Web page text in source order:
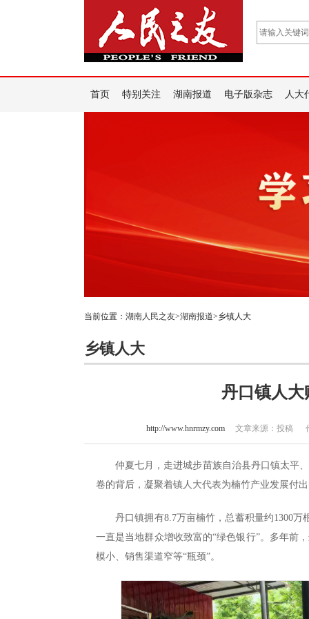
首页 特别关注 湖南报道 电子版杂志 人大
当前位置： 湖南人民之友>湖南报道>乡镇人大
乡镇人大
丹口镇人
http://www.hnrmzy.com 文章来源：投稿
仲夏七月，走进城步苗族自治县丹口镇太平
卷的背后，凝聚着镇人大代表为楠竹产业发展付
丹口镇拥有8.7万亩楠竹，总蓄积量约1300
一直是当地群众增收致富的“绿色银行”。多年前
模小、销售渠道窄等“瓶颈”。